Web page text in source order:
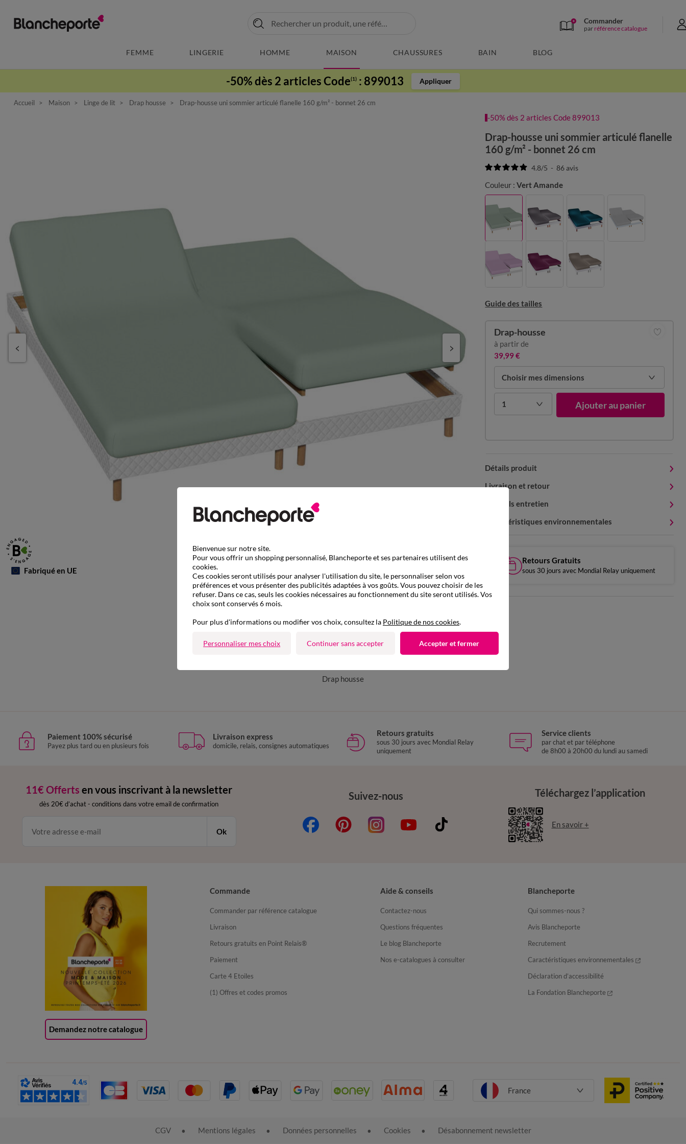
Commander
par référence catalogue
FEMME LINGERIE HOMME MAISON CHAUSSURES BAIN BLOG
-50% dès 2 articles Code(1) : 899013 Appliquer
Accueil Maison Linge de lit Drap housse Drap-housse uni sommier articulé flanelle 160 g/m² - bonnet 26 cm
Fabriqué en UE
-50% dès 2 articles Code 899013
Drap-housse uni sommier articulé flanelle
160 g/m² - bonnet 26 cm
4.8/5 - 86avis
Couleur : Vert Amande
Guide des tailles
Choisir mes dimensions
1 Ajouter au panier
Drap-housse
à partir de
39,99 €
Détails produit
Livraison et retour
Conseils entretien
Caractéristiques environnementales
Retours Gratuits
sous 30 jours avec Mondial Relay uniquement
Drap housse
Paiement 100% sécurisé
Payez plus tard ou en plusieurs fois
Livraison express
domicile, relais, consignes automatiques
Retours gratuits
sous 30 jours avec Mondial Relay
uniquement
Service clients
par chat et par téléphone
de 8h00 à 20h00 du lundi au samedi
11€ Offerts en vous inscrivant à la newsletter
dès 20€ d’achat - conditions dans votre email de confirmation
Ok
Suivez-nous Téléchargez l’application
En savoir +
Demandez notre catalogue
Commande
Commander par référence catalogue
Livraison
Retours gratuits en Point Relais®
Paiement
Carte 4 Etoiles
(1) Offres et codes promos
Aide & conseils
Contactez-nous
Questions fréquentes
Le blog Blancheporte
Nos e-catalogues à consulter
Blancheporte
Qui sommes-nous ?
Avis Blancheporte
Recrutement
Caractéristiques environnementales
Déclaration d’accessibilité
La Fondation Blancheporte
France
CGV Mentions légales Données personnelles Cookies Désabonnement newsletter
Bienvenue sur notre site.
Pour vous offrir un shopping personnalisé, Blancheporte et ses partenaires utilisent des
cookies.
Ces cookies seront utilisés pour analyser l'utilisation du site, le personnaliser selon vos
préférences et vous présenter des publicités adaptées à vos goûts. Vous pouvez choisir de les
refuser. Dans ce cas, seuls les cookies nécessaires au fonctionnement du site seront utilisés. Vos
choix sont conservés 6 mois.
Pour plus d'informations ou modifier vos choix, consultez la Politique de nos cookies.
Personnaliser mes choix Continuer sans accepter Accepter et fermer